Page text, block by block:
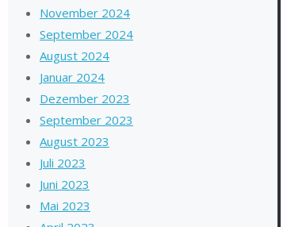
November 2024
September 2024
August 2024
Januar 2024
Dezember 2023
September 2023
August 2023
Juli 2023
Juni 2023
Mai 2023